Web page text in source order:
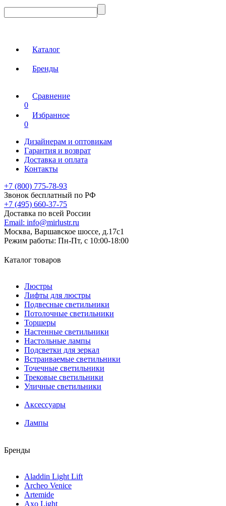
Каталог
Бренды
Сравнение
0
Избранное
0
Дизайнерам и оптовикам
Гарантия и возврат
Доставка и оплата
Контакты
+7 (800) 775-78-93
Звонок бесплатный по РФ
+7 (495) 660-37-75
Доставка по всей России
Email: info@mirlustr.ru
Москва, Варшавское шоссе, д.17c1
Режим работы: Пн-Пт, с 10:00-18:00
Каталог товаров
Люстры
Лифты для люстры
Подвесные светильники
Потолочные светильники
Торшеры
Настенные светильники
Настольные лампы
Подсветки для зеркал
Встраиваемые светильники
Точечные светильники
Трековые светильники
Уличные светильники
Аксессуары
Лампы
Бренды
Aladdin Light Lift
Archeo Venice
Artemide
Axo Light